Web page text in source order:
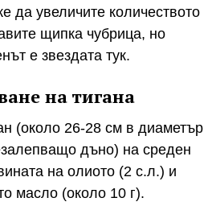
да увеличите количеството
щипка чубрица, но
е звездата тук.
на тигана
(около 26-28 см в диаметър
дъно) на среден
на олиото (2 с.л.) и
масло (около 10 г).